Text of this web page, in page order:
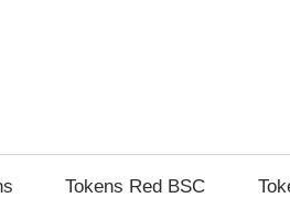
Tokens Red BSC